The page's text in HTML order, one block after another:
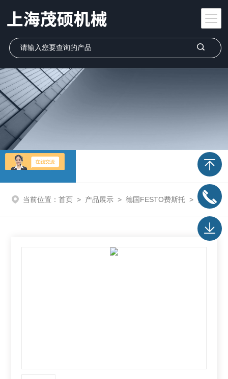
产品展示
当前位置： 首页 > 产品展示 > 德国FESTO费斯托 > 费斯托FESTO气控阀